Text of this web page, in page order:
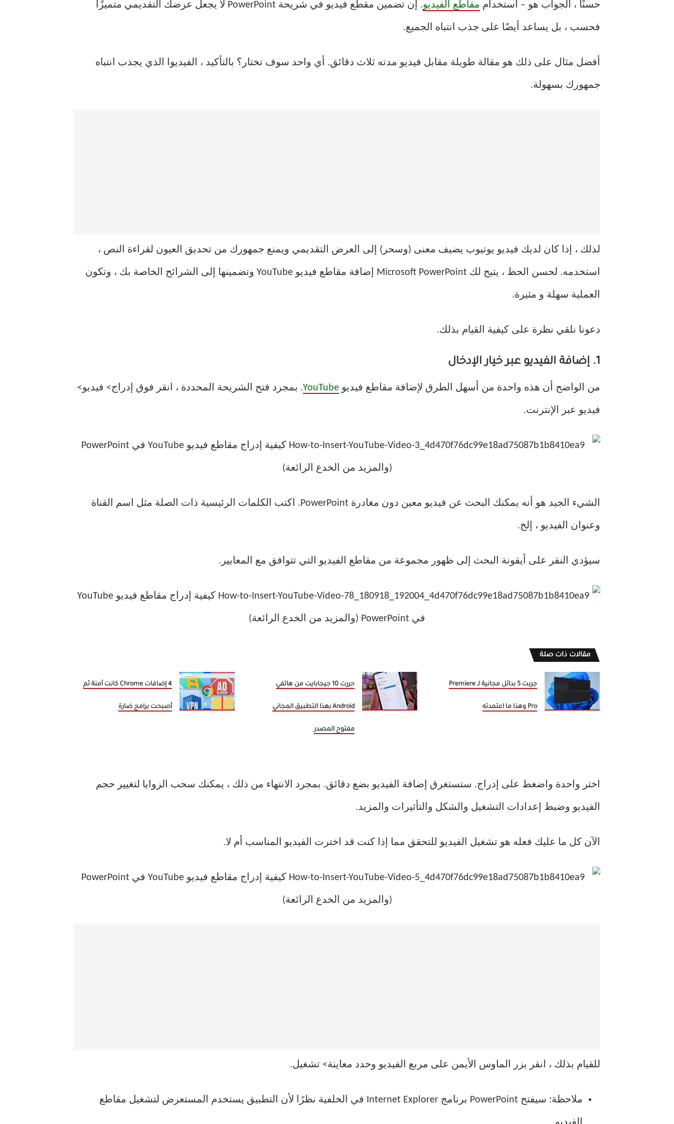
حسنًا ، الجواب هو – استخدام مقاطع الفيديو . إن تضمين مقطع فيديو في شريحة PowerPoint لا يجعل عرضك التقديمي متميزًا
فحسب ، بل يساعد أيضًا على جذب انتباه الجميع.
أفضل مثال على ذلك هو مقالة طويلة مقابل فيديو مدته ثلاث دقائق. أي واحد سوف تختار؟ بالتأكيد ، الفيديوا الذي يجذب انتباه
جمهورك بسهولة.
لذلك ، إذا كان لديك فيديو يوتيوب يضيف معنى (وسحر) إلى العرض التقديمي ويمنع جمهورك من تحديق العيون لقراءة النص ،
استخدمه. لحسن الحظ ، يتيح لك Microsoft PowerPoint إضافة مقاطع فيديو YouTube وتضمينها إلى الشرائح الخاصة بك ، وتكون
العملية سهلة و مثيرة.
دعونا نلقي نظرة على كيفية القيام بذلك.
1. إضافة الفيديو عبر خيار الإدخال
من الواضح أن هذه واحدة من أسهل الطرق لإضافة مقاطع فيديو YouTube. بمجرد فتح الشريحة المحددة ، انقر فوق إدراج> فيديو>
فيديو عبر الإنترنت.
الشيء الجيد هو أنه يمكنك البحث عن فيديو معين دون مغادرة PowerPoint. اكتب الكلمات الرئيسية ذات الصلة مثل اسم القناة
وعنوان الفيديو ، إلخ.
سيؤدي النقر على أيقونة البحث إلى ظهور مجموعة من مقاطع الفيديو التي تتوافق مع المعايير.
مقالات ذات صلة
جربت 5 بدائل مجانية لـ Premiere
Pro وهذا ما اعتمدته
حررت 10 جيجابايت من هاتفي
Android بهذا التطبيق المجاني
مفتوح المصدر
4 إضافات Chrome كانت آمنة ثم
أصبحت برامج ضارة
اختر واحدة واضغط على إدراج. ستستغرق إضافة الفيديو بضع دقائق. بمجرد الانتهاء من ذلك ، يمكنك سحب الزوايا لتغيير حجم
الفيديو وضبط إعدادات التشغيل والشكل والتأثيرات والمزيد.
الآن كل ما عليك فعله هو تشغيل الفيديو للتحقق مما إذا كنت قد اخترت الفيديو المناسب أم لا.
للقيام بذلك ، انقر بزر الماوس الأيمن على مربع الفيديو وحدد معاينة> تشغيل.
ملاحظة: سيفتح PowerPoint برنامج Internet Explorer في الخلفية نظرًا لأن التطبيق يستخدم المستعرض لتشغيل مقاطع